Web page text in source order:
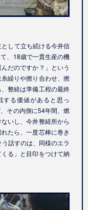
して立ち続ける今井信
、18歳で一貫生産の機
だのですか？」という
繰りや撚り合わせ、撚
整経は準備工程の最終
する価値があると思っ
その内側に54年間、燃
いし、今井整経所から
たら、一度芯棒に巻き
話すのは、同様のエラ
る」と目印をつけて納